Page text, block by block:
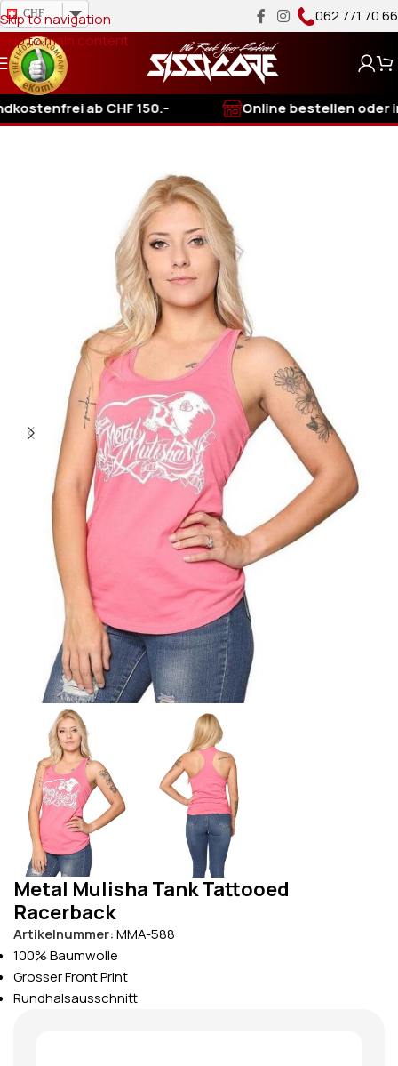
Skip to navigation
Skip to main content
CHF 062 771 70 66
ab CHF 150.- Online bestellen oder im
Start/Streetwear für Frauen/Tanktops
Metal Mulisha Tank Tattooed
Racerback
Artikelnummer:MMA-588
100% Baumwolle
Grosser Front Print
Rundhalsausschnitt